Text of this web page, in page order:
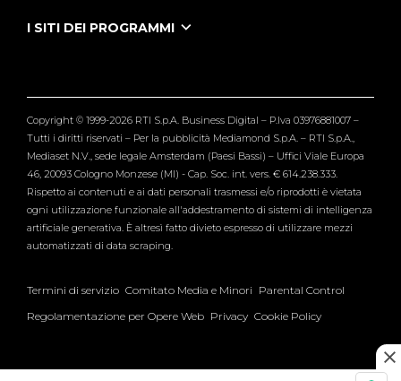
Tutti i servizi
I SITI DEI PROGRAMMI
Verissimo
Copyright © 1999-2026 RTI S.p.A. Business Digital – P.Iva 03976881007 –
Tutti i diritti riservati – Per la pubblicità Mediamond S.p.A. – RTI S.p.A.,
Mediaset N.V., sede legale Amsterdam (Paesi Bassi) – Uffici Viale Europa
46, 20093 Cologno Monzese (MI) - Cap. Soc. int. vers. € 614.238.333.
Rispetto ai contenuti e ai dati personali trasmessi e/o riprodotti è vietata
ogni utilizzazione funzionale all'addestramento di sistemi di intelligenza
artificiale generativa. È altresì fatto divieto espresso di utilizzare mezzi
automatizzati di data scraping.
Termini di servizio Comitato Media e Minori Parental Control
Regolamentazione per Opere Web Privacy Cookie Policy